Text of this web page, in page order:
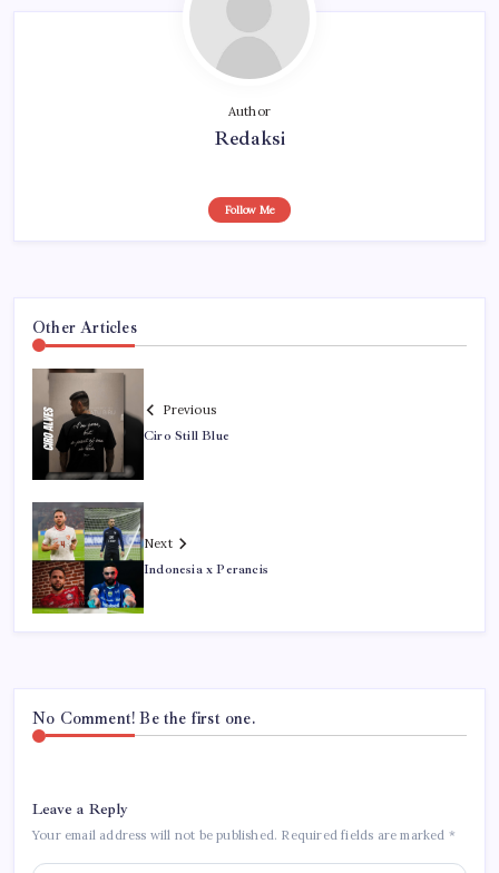
Author
Redaksi
Follow Me
Other Articles
Previous
Ciro Still Blue
Next
Indonesia x Perancis
No Comment! Be the first one.
Leave a Reply
Your email address will not be published. Required fields are marked *